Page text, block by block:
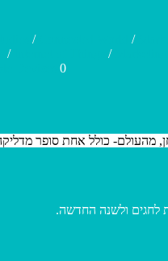
/ /
/ /
0
מהעולם- כולל אחת סופר